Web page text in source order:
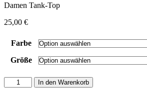
Damen Tank-Top
25,00 €
Farbe
Größe
Tank
Top
In den Warenkorb